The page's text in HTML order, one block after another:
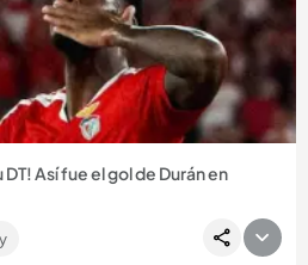
Noticia
Así fue el gol de Durán en
triunfo 6-1 del Benfica ante Hearts
con el conjunto portugués....